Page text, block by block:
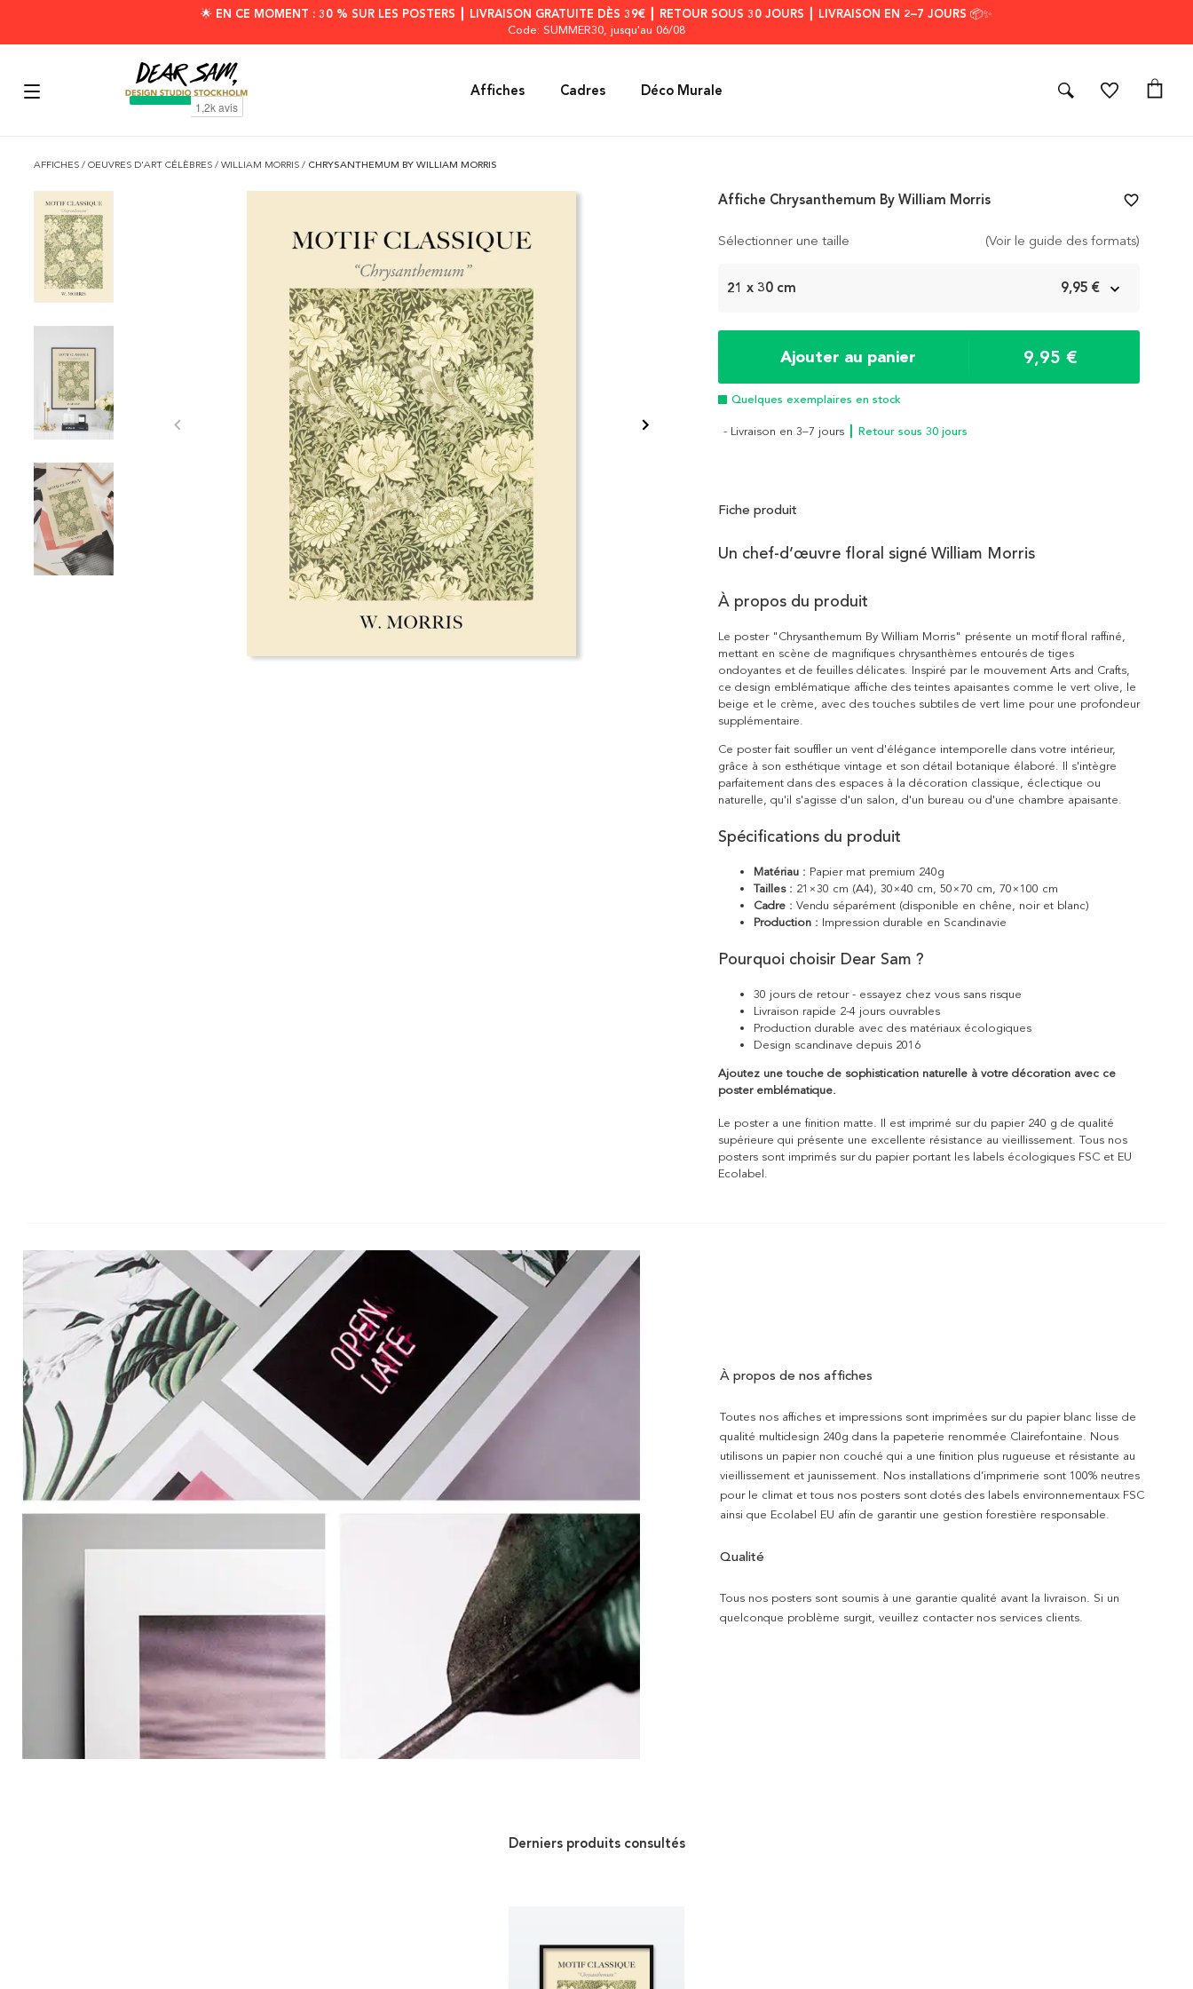
🌟 EN CE MOMENT : 30 % SUR LES POSTERS ┃ LIVRAISON GRATUITE DÈS 39€ ┃ RETOUR SOUS 30 JOURS ┃ LIVRAISON EN 2–7 JOURS 📦✨
Code: SUMMER30, jusqu'au 06/08
Affiches Cadres Déco Murale
AFFICHES / OEUVRES D'ART CÉLÈBRES / WILLIAM MORRIS / CHRYSANTHEMUM BY WILLIAM MORRIS
Sélectionner une taille (Voir le guide des formats)
21 x 30 cm 9,95 €
Ajouter au panier 9,95 €
Quelques exemplaires en stock
- Livraison en 3–7 jours ┃ Retour sous 30 jours
Affiche Chrysanthemum By William Morris favorite_border
Fiche produit
Un chef-d’œuvre floral signé William Morris
À propos du produit
Le poster "Chrysanthemum By William Morris" présente un motif floral raffiné,
mettant en scène de magnifiques chrysanthèmes entourés de tiges
ondoyantes et de feuilles délicates. Inspiré par le mouvement Arts and Crafts,
ce design emblématique affiche des teintes apaisantes comme le vert olive, le
beige et le crème, avec des touches subtiles de vert lime pour une profondeur
supplémentaire.
Ce poster fait souffler un vent d'élégance intemporelle dans votre intérieur,
grâce à son esthétique vintage et son détail botanique élaboré. Il s'intègre
parfaitement dans des espaces à la décoration classique, éclectique ou
naturelle, qu'il s'agisse d'un salon, d'un bureau ou d'une chambre apaisante.
Spécifications du produit
Matériau : Papier mat premium 240g
Tailles : 21×30 cm (A4), 30×40 cm, 50×70 cm, 70×100 cm
Cadre : Vendu séparément (disponible en chêne, noir et blanc)
Production : Impression durable en Scandinavie
Pourquoi choisir Dear Sam ?
30 jours de retour - essayez chez vous sans risque
Livraison rapide 2-4 jours ouvrables
Production durable avec des matériaux écologiques
Design scandinave depuis 2016
Ajoutez une touche de sophistication naturelle à votre décoration avec ce
poster emblématique.
Le poster a une finition matte. Il est imprimé sur du papier 240 g de qualité
supérieure qui présente une excellente résistance au vieillissement. Tous nos
posters sont imprimés sur du papier portant les labels écologiques FSC et EU
Ecolabel.
À propos de nos affiches
Toutes nos affiches et impressions sont imprimées sur du papier blanc lisse de
qualité multidesign 240g dans la papeterie renommée Clairefontaine. Nous
utilisons un papier non couché qui a une finition plus rugueuse et résistante au
vieillissement et jaunissement. Nos installations d’imprimerie sont 100% neutres
pour le climat et tous nos posters sont dotés des labels environnementaux FSC
ainsi que Ecolabel EU afin de garantir une gestion forestière responsable.
Qualité
Tous nos posters sont soumis à une garantie qualité avant la livraison. Si un
quelconque problème surgit, veuillez contacter nos services clients.
Derniers produits consultés